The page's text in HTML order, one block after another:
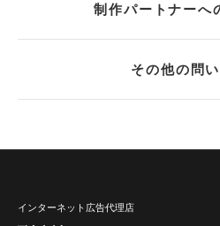
制作パートナーへ
その他の問
インターネット広告代理店